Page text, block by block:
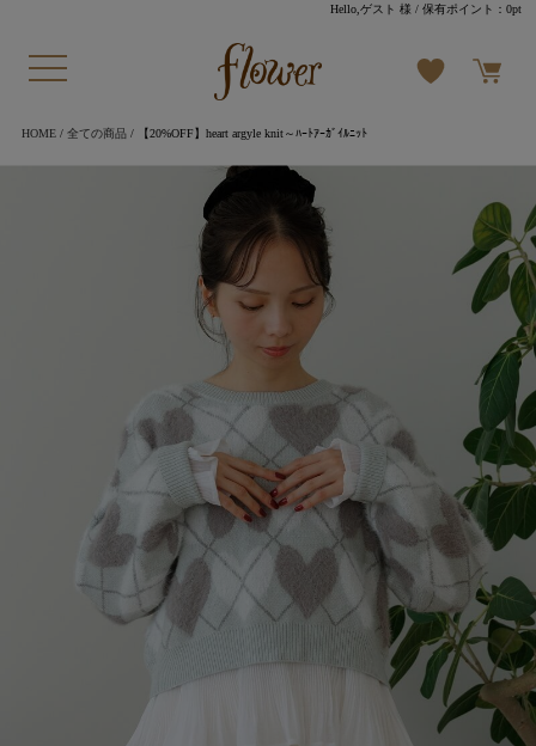
Hello,ゲスト 様 / 保有ポイント：0pt
HOME/ 全ての商品/ 【20%OFF】heart argyle knit～ﾊｰﾄｱｰｶﾞｲﾙﾆｯﾄ